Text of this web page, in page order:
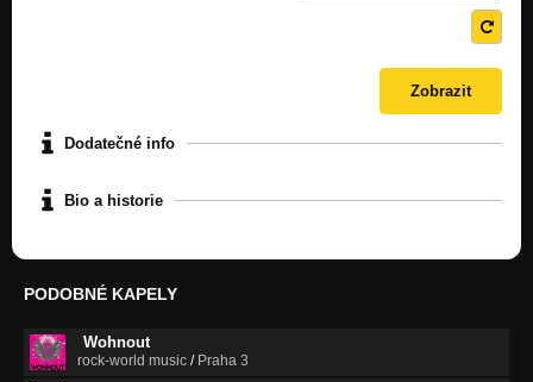
Dodatečné info
Bio a historie
PODOBNÉ KAPELY
Wohnout
rock-world music / Praha 3